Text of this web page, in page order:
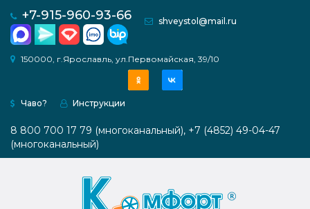
с увеличенным проемом под
Комфорт PRO 1
Системы хранения
Раскройные столы
+7-915-960-93-66 shveystol@mail.ru
150000, г.Ярославль, ул.Первомайская, 39/10
Чаво? Инструкции
8 800 700 17 79 (многоканальный), +7 (4852) 49-04-47
(многоканальный)
О
Каталог
Как
купить